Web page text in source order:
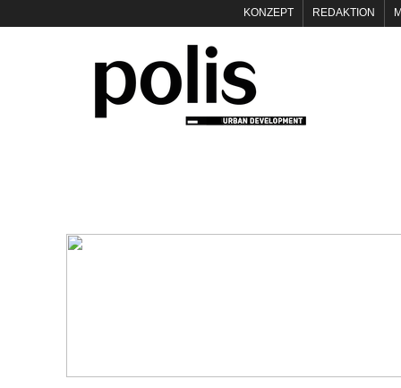
KONZEPT REDAKTION
KONTAKT